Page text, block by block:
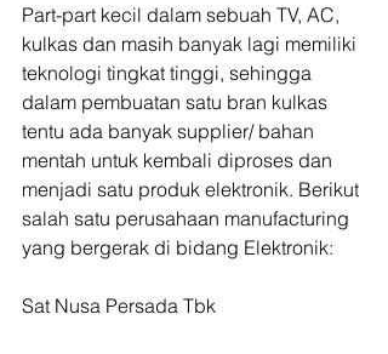
Part-part kecil dalam sebuah TV, AC,
kulkas dan masih banyak lagi memiliki
teknologi tingkat tinggi, sehingga
dalam pembuatan satu bran kulkas
tentu ada banyak supplier/ bahan
mentah untuk kembali diproses dan
menjadi satu produk elektronik. Berikut
salah satu perusahaan manufacturing
yang bergerak di bidang Elektronik:
Sat Nusa Persada Tbk